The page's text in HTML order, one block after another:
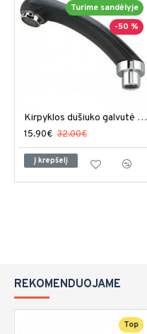
Turime sandėlyje
-50 %
Kirpyklos dušiuko galvutė Z-003
15.90€ 32.00€
Į krepšelį
REKOMENDUOJAME
Top